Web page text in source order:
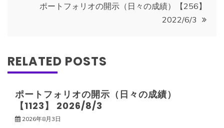
ゲ
ー
シ
ポートフォリオの開示（日々の成績）【256】
2022/6/3
RELATED POSTS
ポートフォリオの開示（日々の成績）
【1123】 2026/8/3
2026年8月3日